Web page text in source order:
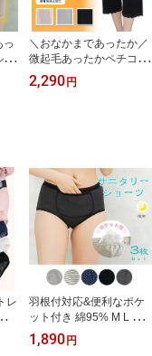
っ
ロ
＼おなかまであったか／
微起毛あったかペチコー
ト キュロットタイプ 腹
巻 腹巻き はらまき ウエ
2,290 円
レ
羽根付対応&便利なポケ
ット付き 綿95% M L LL
夜用サニタリーショーツ
3枚セット おまかせ福袋
1,890 円